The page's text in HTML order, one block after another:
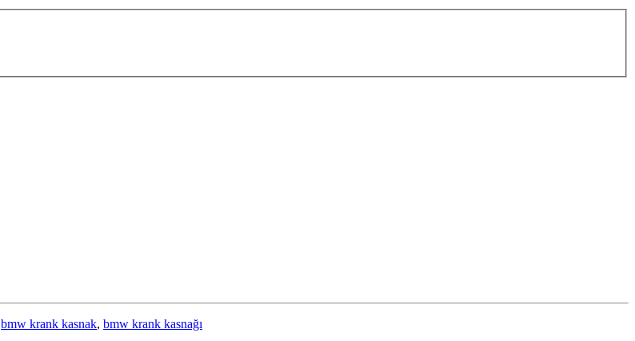
bmw krank kasnak, bmw krank kasnağı